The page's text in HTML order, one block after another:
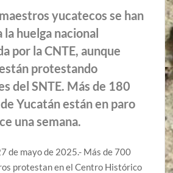
yucatecos se han
la huelga nacional
por la CNTE, aunque
protestando
del SNTE. Más de 180
Yucatán están en paro
una semana.
de mayo de 2025.- Más de 700
protestan en el Centro Histórico